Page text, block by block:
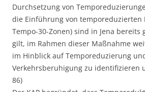
Durchsetzung von
die Einführung von temporeduzierten
Tempo-30-Zonen) sind in Jena bereits
gilt, im Rahmen dieser Maßnahme
im Hinblick auf Temporeduzierung
Verkehrsberuhigung zu identifizieren
86)